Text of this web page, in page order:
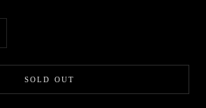
SOLD OUT